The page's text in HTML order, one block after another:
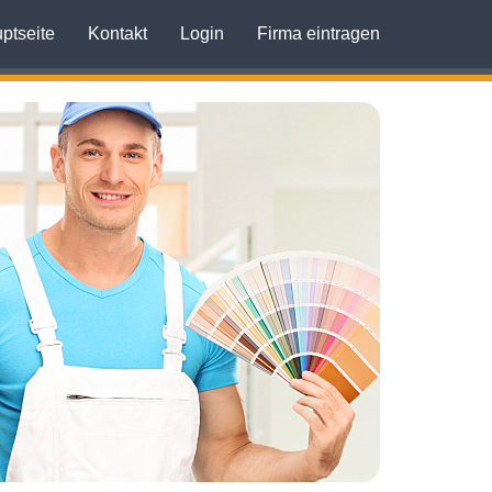
Kontakt Login Firma eintragen